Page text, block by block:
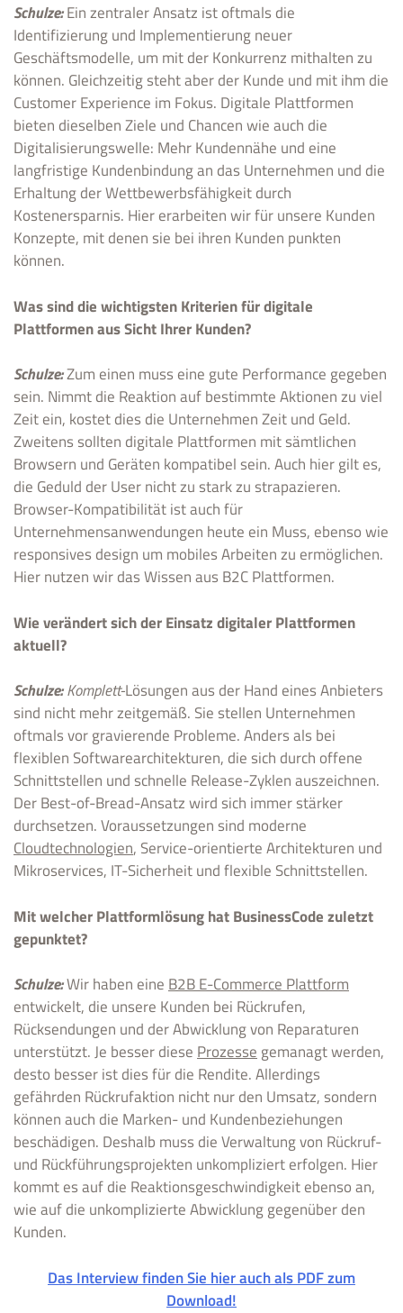
Schulze:Ein zentraler Ansatz ist oftmals die
Identifizierung und Implementierung neuer
Geschäftsmodelle, um mit der Konkurrenz mithalten zu
können. Gleichzeitig steht aber der Kunde und mit ihm die
Customer Experience im Fokus. Digitale Plattformen
bieten dieselben Ziele und Chancen wie auch die
Digitalisierungswelle: Mehr Kundennähe und eine
langfristige Kundenbindung an das Unternehmen und die
Erhaltung der Wettbewerbsfähigkeit durch
Kostenersparnis. Hier erarbeiten wir für unsere Kunden
Konzepte, mit denen sie bei ihren Kunden punkten
können.
Was sind die wichtigsten Kriterien für digitale
Plattformen aus Sicht Ihrer Kunden?
Schulze:Zum einen muss eine gute Performance gegeben
sein. Nimmt die Reaktion auf bestimmte Aktionen zu viel
Zeit ein, kostet dies die Unternehmen Zeit und Geld.
Zweitens sollten digitale Plattformen mit sämtlichen
Browsern und Geräten kompatibel sein. Auch hier gilt es,
die Geduld der User nicht zu stark zu strapazieren.
Browser-Kompatibilität ist auch für
Unternehmensanwendungen heute ein Muss, ebenso wie
responsives design um mobiles Arbeiten zu ermöglichen.
Hier nutzen wir das Wissen aus B2C Plattformen.
Wie verändert sich der Einsatz digitaler Plattformen
aktuell?
Schulze:Komplett-Lösungen aus der Hand eines Anbieters
sind nicht mehr zeitgemäß. Sie stellen Unternehmen
oftmals vor gravierende Probleme. Anders als bei
flexiblen Softwarearchitekturen, die sich durch offene
Schnittstellen und schnelle Release-Zyklen auszeichnen.
Der Best-of-Bread-Ansatz wird sich immer stärker
durchsetzen. Voraussetzungen sind moderne
Cloudtechnologien, Service-orientierte Architekturen und
Mikroservices, IT-Sicherheit und flexible Schnittstellen.
Mit welcher Plattformlösung hat BusinessCode zuletzt
gepunktet?
Schulze:Wir haben eineB2B E-Commerce Plattform
entwickelt, die unsere Kunden bei Rückrufen,
Rücksendungen und der Abwicklung von Reparaturen
unterstützt. Je besser dieseProzessegemanagt werden,
desto besser ist dies für die Rendite. Allerdings
gefährden Rückrufaktion nicht nur den Umsatz, sondern
können auch die Marken- und Kundenbeziehungen
beschädigen. Deshalb muss die Verwaltung von Rückruf-
und Rückführungsprojekten unkompliziert erfolgen. Hier
kommt es auf die Reaktionsgeschwindigkeit ebenso an,
wie auf die unkomplizierte Abwicklung gegenüber den
Kunden.
Das Interview finden Sie hier auch als PDF zum
Download!